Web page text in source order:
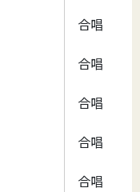
合唱練習
合唱練習
合唱、話
合唱曲の
合唱